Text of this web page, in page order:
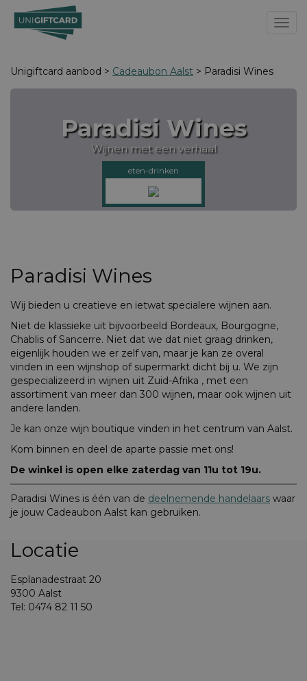
Unigiftcard aanbod > Cadeaubon Aalst > Paradisi Wines
Paradisi Wines
Wijnen met een verhaal
eten-drinken
Paradisi Wines
Wij bieden u creatieve en ietwat specialere wijnen aan.
Niet de klassieke uit bijvoorbeeld Bordeaux, Bourgogne,
Chablis of Sancerre. Niet dat we dat niet graag drinken,
eigenlijk houden we er zelf van, maar je kan ze overal
vinden in een wijnshop of supermarkt dicht bij u. We zijn
gespecializeerd in wijnen uit Zuid-Afrika , met een
assortiment van meer dan 300 wijnen, maar ook wijnen uit
andere landen.
Je kan onze wijn boutique vinden in het centrum van Aalst.
Kom binnen en deel de aparte passie met ons!
De winkel is open elke zaterdag van 11u tot 19u.
Paradisi Wines is één van de deelnemende handelaars waar
je jouw Cadeaubon Aalst kan gebruiken.
Locatie
Esplanadestraat 20
9300 Aalst
Tel: 0474 82 11 50